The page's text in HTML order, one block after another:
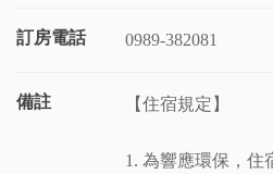
訂房電話 0989-382081
備註 【住宿規定】
1. 為響應環保，住